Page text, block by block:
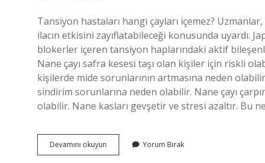
Tansiyon hastaları hangi çayları içemez?
ilacın etkisini zayıflatabileceği konusunda uyardı.
blokerler içeren tansiyon haplarındaki aktif
Nane çayı safra kesesi taşı olan kişiler için riskli
kişilerde mide sorunlarının artmasına neden
sindirim sorunlarına neden olabilir. Nane çayı
olabilir. Nane kasları gevşetir ve stresi azaltır. Bu
Devamını okuyun
Çayı
Yorum Bırak